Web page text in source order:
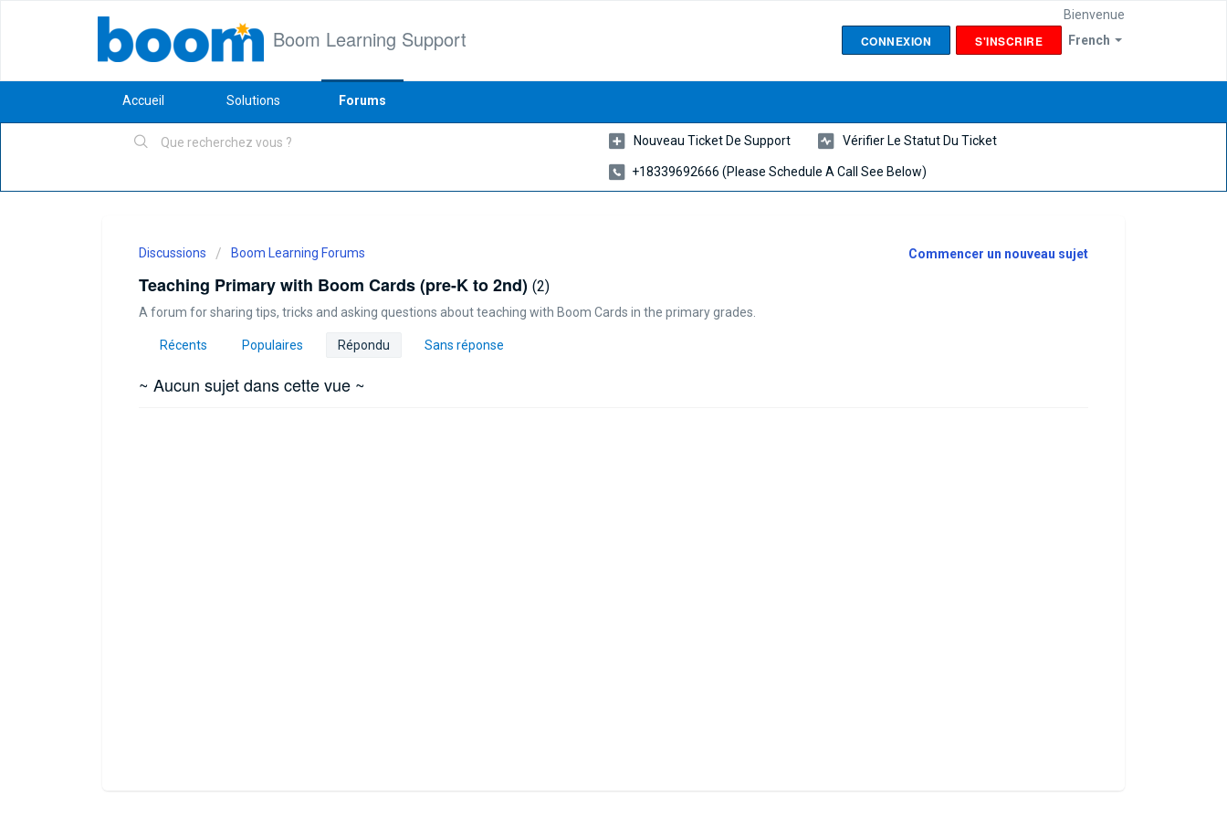
Boom Learning Support French
Bienvenue
CONNEXION S'INSCRIRE
Accueil Solutions Forums
Nouveau Ticket De Support Vérifier Le Statut Du Ticket
+18339692666 (please Schedule A Call See Below)
Commencer un nouveau sujet
Discussions Boom Learning Forums
Teaching Primary with Boom Cards (pre-K to 2nd) 2
A forum for sharing tips, tricks and asking questions about teaching with Boom Cards in the primary grades.
Récents Populaires Répondu Sans réponse
~ Aucun sujet dans cette vue ~